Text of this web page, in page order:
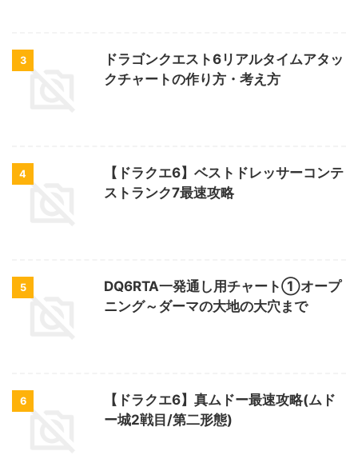
3
ドラゴンクエスト6リアルタイムアタッ
クチャートの作り方・考え方
4
【ドラクエ6】ベストドレッサーコンテ
ストランク7最速攻略
5
DQ6RTA一発通し用チャート①オープ
ニング～ダーマの大地の大穴まで
6
【ドラクエ6】真ムドー最速攻略(ムド
ー城2戦目/第二形態)